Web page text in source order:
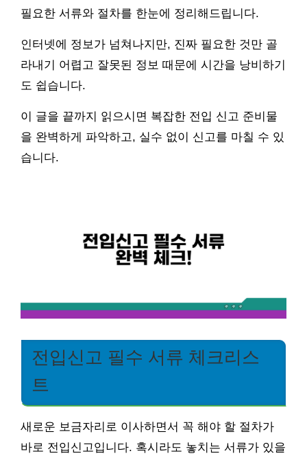
필요한 서류와 절차를 한눈에 정리해드립니다.
인터넷에 정보가 넘쳐나지만, 진짜 필요한 것만 골
라내기 어렵고 잘못된 정보 때문에 시간을 낭비하기
도 쉽습니다.
이 글을 끝까지 읽으시면 복잡한 전입 신고 준비물
을 완벽하게 파악하고, 실수 없이 신고를 마칠 수 있
습니다.
전입신고 필수 서류 체크리스
트
새로운 보금자리로 이사하면서 꼭 해야 할 절차가
바로 전입신고입니다. 혹시라도 놓치는 서류가 있을